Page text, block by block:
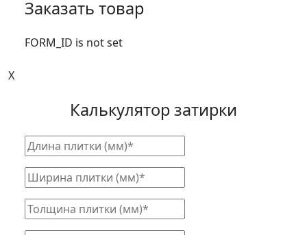
Заказать товар
FORM_ID is not set
X
Калькулятор затирки